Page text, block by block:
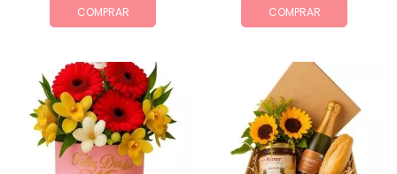
COMPRAR COMPRAR